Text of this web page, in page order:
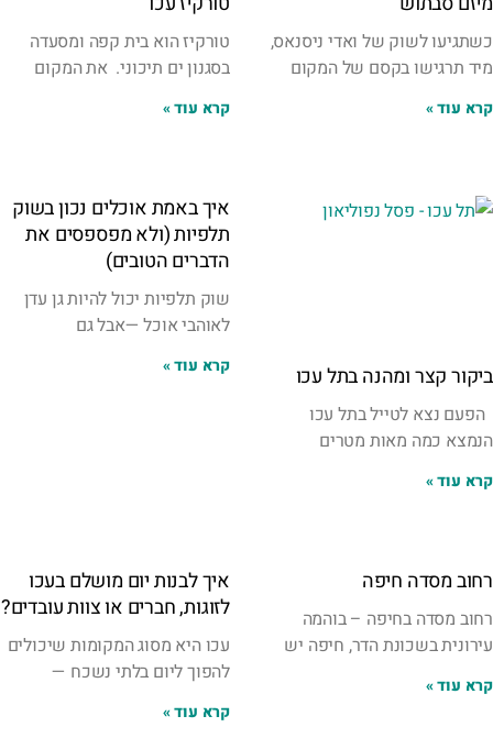
כשתגיעו לשוק של ואדי ניסנאס,
מיד תרגישו בקסם של המקום
קרא עוד »
טורקיז הוא בית קפה ומסעדה
בסגנון ים תיכוני. את המקום
קרא עוד »
ביקור קצר ומהנה בתל עכו
הפעם נצא לטייל בתל עכו
הנמצא כמה מאות מטרים
קרא עוד »
איך באמת אוכלים נכון בשוק
תלפיות (ולא מפספסים את
הדברים הטובים)
שוק תלפיות יכול להיות גן עדן
לאוהבי אוכל —אבל גם
קרא עוד »
רחוב מסדה חיפה
רחוב מסדה בחיפה – בוהמה
עירונית בשכונת הדר, חיפה יש
קרא עוד »
איך לבנות יום מושלם בעכו
לזוגות, חברים או צוות עובדים?
עכו היא מסוג המקומות שיכולים
להפוך ליום בלתי נשכח —
קרא עוד »